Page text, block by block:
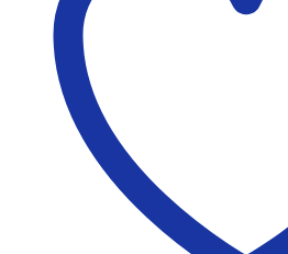
จิตรกร